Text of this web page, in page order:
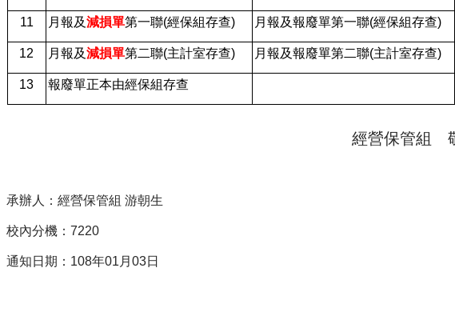
11 月報及減損單第一聯(經保組存查) 月報及報廢單第一聯(經保組存查)
12 月報及減損單第二聯(主計室存查) 月報及報廢單第二聯(主計室存查)
13 報廢單正本由經保組存查
經營保管組
承辦人：經營保管組 游朝生
校內分機：7220
通知日期：108年01月03日